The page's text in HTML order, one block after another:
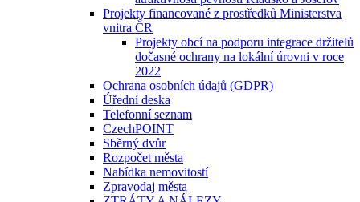
Projekty financované z prostředků Ministerstva
vnitra ČR
Projekty obcí na podporu integrace držitelů
dočasné ochrany na lokální úrovni v roce
2022
Ochrana osobních údajů (GDPR)
Úřední deska
Telefonní seznam
CzechPOINT
Sběrný dvůr
Rozpočet města
Nabídka nemovitostí
Zpravodaj města